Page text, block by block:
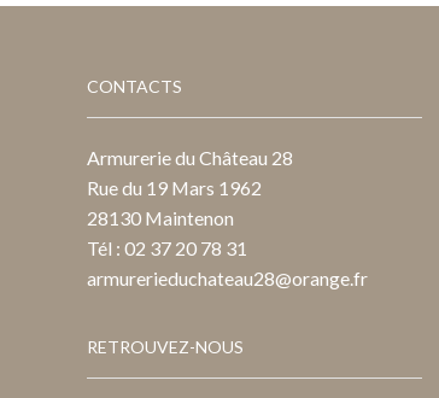
CONTACTS
Armurerie du Château 28
Rue du 19 Mars 1962
28130 Maintenon
Tél : 02 37 20 78 31
armurerieduchateau28@orange.fr
RETROUVEZ-NOUS